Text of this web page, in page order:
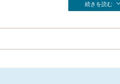
続きを読む